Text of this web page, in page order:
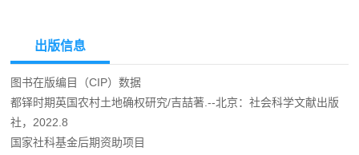
出版信息
图书在版编目（CIP）数据
都铎时期英国农村土地确权研究/吉喆著.--北京：社会科学文献出版
社，2022.8
国家社科基金后期资助项目